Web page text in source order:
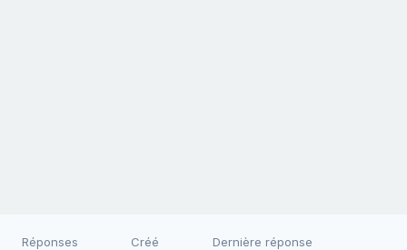
Réponses Créé Dernière réponse